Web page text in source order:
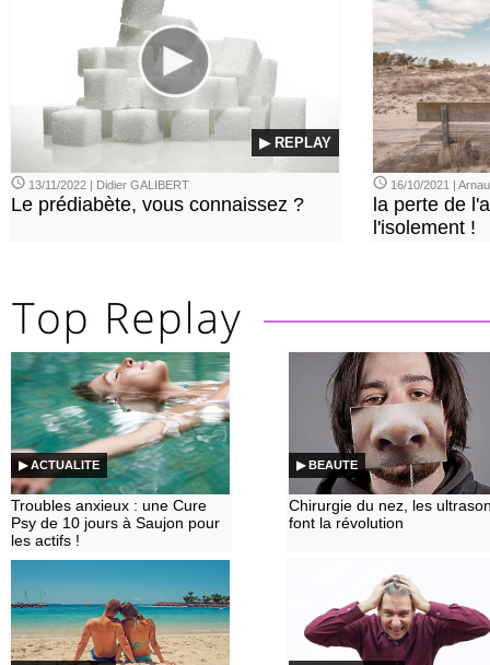
▶ REPLAY
13/11/2022 | Didier GALIBERT
Le prédiabète, vous connaissez ?
16/10/2021 |
la perte de
l'isolement !
▶ ACTUALITE
Troubles anxieux : une Cure
Psy de 10 jours à Saujon pour
les actifs !
▶ BEAUTE
Chirurgie du nez, les
font la révolution